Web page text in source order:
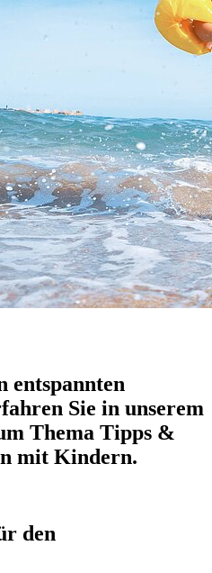
entspannten
Sie in unserem
Thema Tipps &
mit Kindern.
den